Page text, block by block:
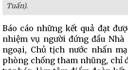
Tuấn).
Báo cáo những kết quả đạt
nhiệm vụ người đứng đầu
ngoại, Chủ tịch nước nhấn
phòng chống tham nhũng, chỉ